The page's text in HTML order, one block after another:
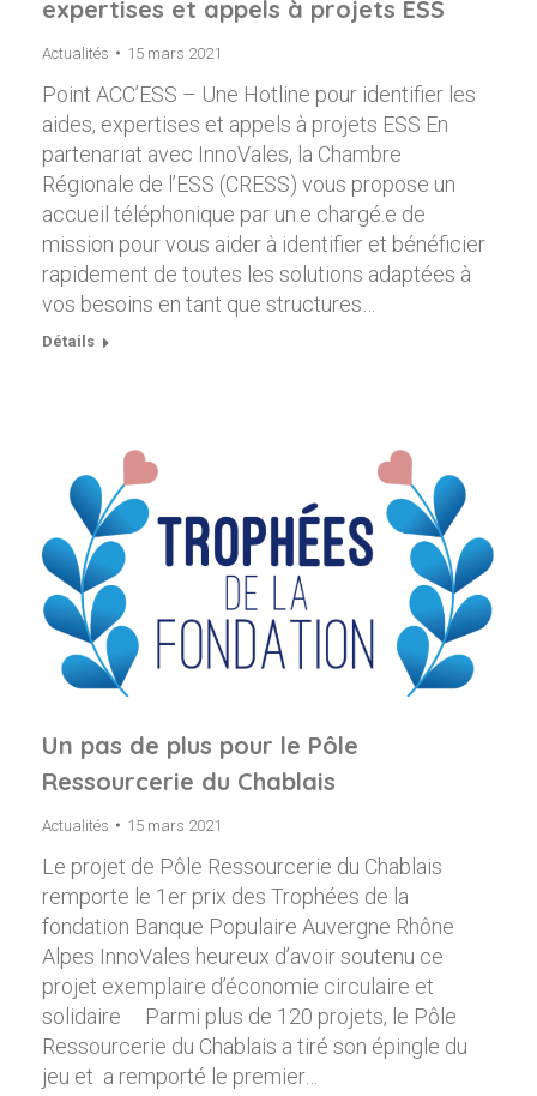
expertises et appels à projets ESS
Actualités 15 mars 2021
Point ACC’ESS – Une Hotline pour identifier les
aides, expertises et appels à projets ESS En
partenariat avec InnoVales, la Chambre
Régionale de l’ESS (CRESS) vous propose un
accueil téléphonique par un.e chargé.e de
mission pour vous aider à identifier et bénéficier
rapidement de toutes les solutions adaptées à
vos besoins en tant que structures…
Détails
Un pas de plus pour le Pôle
Ressourcerie du Chablais
Actualités 15 mars 2021
Le projet de Pôle Ressourcerie du Chablais
remporte le 1er prix des Trophées de la
fondation Banque Populaire Auvergne Rhône
Alpes InnoVales heureux d’avoir soutenu ce
projet exemplaire d’économie circulaire et
solidaire Parmi plus de 120 projets, le Pôle
Ressourcerie du Chablais a tiré son épingle du
jeu et a remporté le premier…